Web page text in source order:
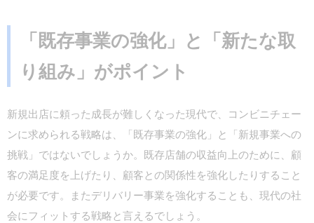
「既存事業の強化」と「新たな取
り組み」がポイント
新規出店に頼った成長が難しくなった現代で、コンビニチェー
ンに求められる戦略は、「既存事業の強化」と「新規事業への
挑戦」ではないでしょうか。既存店舗の収益向上のために、顧
客の満足度を上げたり、顧客との関係性を強化したりすること
が必要です。またデリバリー事業を強化することも、現代の社
会にフィットする戦略と言えるでしょう。